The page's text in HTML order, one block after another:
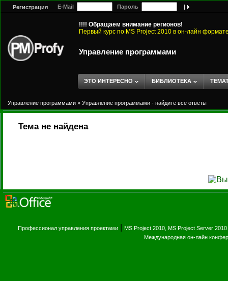
Регистрация E-Mail Пароль
!!!! Обращаем внимание регионов!
Первый курс по MS Project 2010 в он-лайн
Управление программами
ЭТО ИНТЕРЕСНО БИБЛИОТЕКА
Управление программами » Управление программами - найдите все ответы
Тема не найдена
Профессионал управления проектами MS Project 2010, MS Project Server 2010
Международная он-лайн